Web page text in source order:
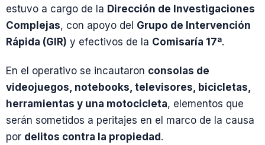
estuvo a cargo de la Dirección de Investigaciones
Complejas, con apoyo del Grupo de Intervención
Rápida (GIR) y efectivos de la Comisaría 17ª.
En el operativo se incautaron consolas de
videojuegos, notebooks, televisores, bicicletas,
herramientas y una motocicleta, elementos que
serán sometidos a peritajes en el marco de la causa
por delitos contra la propiedad.